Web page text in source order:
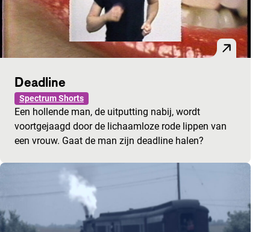
Deadline
Spectrum Shorts
Een hollende man, de uitputting nabij, wordt
voortgejaagd door de lichaamloze rode lippen van
een vrouw. Gaat de man zijn deadline halen?